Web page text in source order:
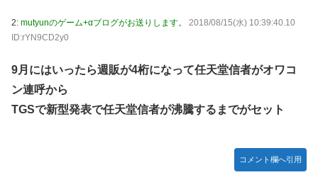
New!
【画像あり】ワイ、今更SSSS.GRIDMANを観賞する
も面白過ぎて今まで観てなかったを後悔する…
【バンダイ】「食玩」「プライズ」「ガシャポン」
2026年8月発売商品【発売スケジュール】
「おはよう」にブチギレｗｗｗ
2: mutyunのゲーム+αブログがお送りします。
2018/08/15(水) 10:39:40.10
ID:rYN9CD2y0
9月にはいったら週販が4桁になって任天堂信者がオワコ
ン連呼から
TGSで新型発表で任天堂信者が沸騰するまでがセット
コメント欄へ引用